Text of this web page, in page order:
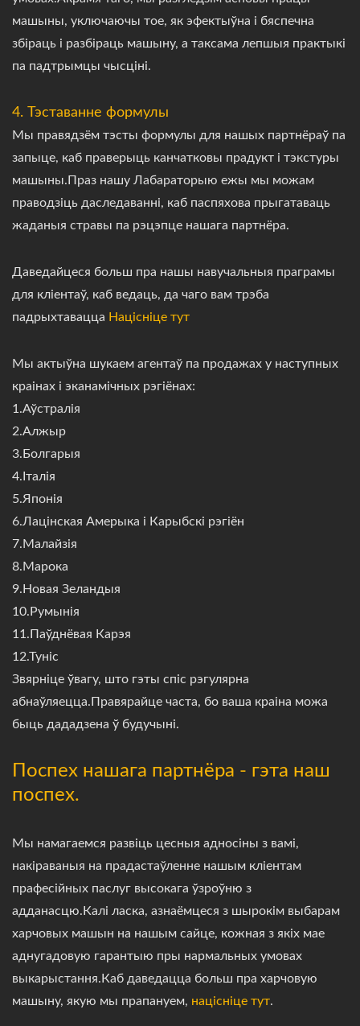
машыны, уключаючы тое, як эфектыўна і бяспечна
збіраць і разбіраць машыну, а таксама лепшыя практыкі
па падтрымцы чысціні.
4. Тэставанне формулы
Мы правядзём тэсты формулы для нашых партнёраў па
запыце, каб праверыць канчатковы прадукт і тэкстуры
машыны.Праз нашу Лабараторыю ежы мы можам
праводзіць даследаванні, каб паспяхова прыгатаваць
жаданыя стравы па рэцэпце нашага партнёра.
Даведайцеся больш пра нашы навучальныя праграмы
для кліентаў, каб ведаць, да чаго вам трэба
падрыхтавацца Націсніце тут
Мы актыўна шукаем агентаў па продажах у наступных
краінах і эканамічных рэгіёнах:
1.Аўстралія
2.Алжыр
3.Болгарыя
4.Італія
5.Японія
6.Лацінская Амерыка і Карыбскі рэгіён
7.Малайзія
8.Марока
9.Новая Зеландыя
10.Румынія
11.Паўднёвая Карэя
12.Туніс
Звярніце ўвагу, што гэты спіс рэгулярна
абнаўляецца.Правярайце часта, бо ваша краіна можа
быць дададзена ў будучыні.
Поспех нашага партнёра - гэта наш
поспех.
Мы намагаемся развіць цесныя адносіны з вамі,
накіраваныя на прадастаўленне нашым кліентам
прафесійных паслуг высокага ўзроўню з
адданасцю.Калі ласка, азнаёмцеся з шырокім выбарам
харчовых машын на нашым сайце, кожная з якіх мае
аднугадовую гарантыю пры нармальных умовах
выкарыстання.Каб даведацца больш пра харчовую
машыну, якую мы прапануем, націсніце тут.